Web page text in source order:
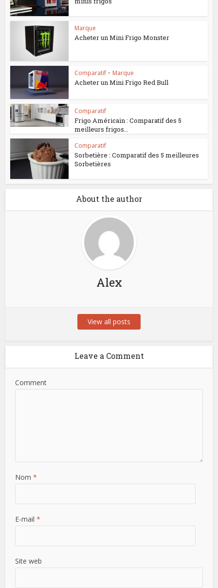
Marque
Acheter un Mini Frigo Monster
Comparatif • Marque
Acheter un Mini Frigo Red Bull
Comparatif
Frigo Américain : Comparatif des 5
meilleurs frigos...
Comparatif
Sorbetière : Comparatif des 5 meilleures
Sorbetières
About the author
Alex
View all posts
Leave a Comment
Comment
Nom*
E-mail*
Site web